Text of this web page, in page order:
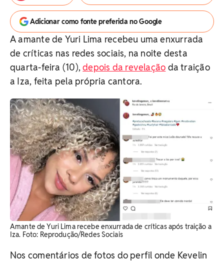
Adicionar como fonte preferida no Google
A amante de Yuri Lima recebeu uma enxurrada
de críticas nas redes sociais, na noite desta
quarta-feira (10),depois da revelação da traição
a Iza, feita pela própria cantora.
Amante de Yuri Lima recebe enxurrada de críticas após traição a
Iza. Foto: Reprodução/Redes Sociais
Nos comentários de fotos do perfil onde Kevelin